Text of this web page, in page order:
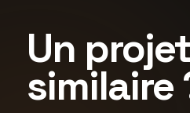
Un projet
similaire